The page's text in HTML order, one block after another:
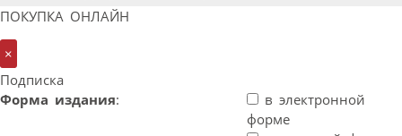
ПОКУПКА ОНЛАЙН
×
Подписка
Форма издания:
в электронной
форме